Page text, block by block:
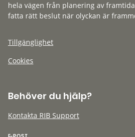
hela vägen från planering av
fatta rätt beslut när olyckan är
Tillgänglighet
Cookies
Behöver du hjälp?
Kontakta RIB Support